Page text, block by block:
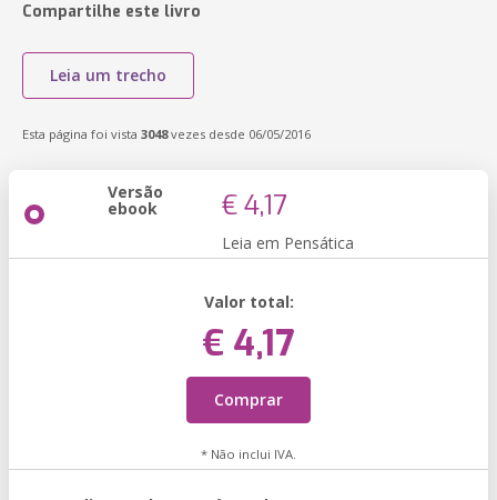
Compartilhe este livro
Leia um trecho
Esta página foi vista 3048vezes desde 06/05/2016
Versão
ebook € 4,17
Leia em Pensática
Valor total:
€ 4,17
Comprar
* Não inclui IVA.